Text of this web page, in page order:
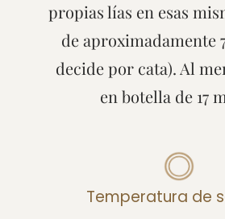
propias lías en esas
de aproximadamente
decide por cata). Al
en botella de 17
Temperatura de